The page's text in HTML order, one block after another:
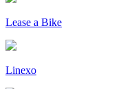
Lease a Bike
Linexo